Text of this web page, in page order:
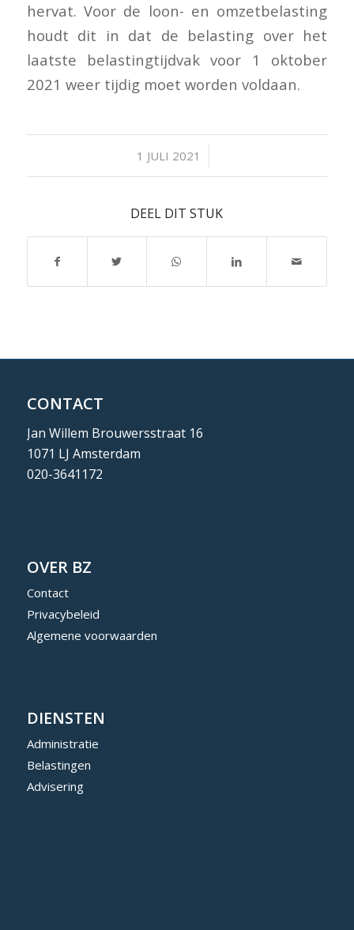
hervat. Voor de loon- en omzetbelasting
houdt dit in dat de belasting over het
laatste belastingtijdvak voor 1 oktober
2021 weer tijdig moet worden voldaan.
1 JULI 2021
/
DEEL DIT STUK
CONTACT
Jan Willem Brouwersstraat 16
1071 LJ Amsterdam
020-3641172
OVER BZ
Contact
Privacybeleid
Algemene voorwaarden
DIENSTEN
Administratie
Belastingen
Advisering